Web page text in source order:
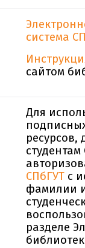
система
сайтом
Для
ресурсов,
СПбГУТ с
фамилии
разделе